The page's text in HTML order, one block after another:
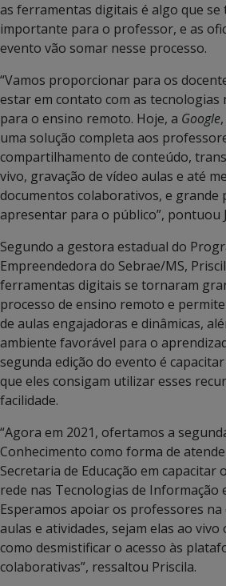
as ferramentas digitais é algo que se
importante para o professor, e as
evento vão somar nesse processo.
“Vamos proporcionar para os
estar em contato com as tecnologias
para o ensino remoto. Hoje, a Google
uma solução completa aos
compartilhamento de conteúdo,
vivo, gravação de vídeo aulas e até
documentos colaborativos, e grande
apresentar para o público”, pontuou
Segundo a gestora estadual do
Empreendedora do Sebrae/MS,
ferramentas digitais se tornaram
processo de ensino remoto e
de aulas engajadoras e dinâmicas,
ambiente favorável para o
segunda edição do evento é
que eles consigam utilizar esses
facilidade.
“Agora em 2021, ofertamos a
Conhecimento como forma de
Secretaria de Educação em capacitar
rede nas Tecnologias de Informação
Esperamos apoiar os professores na
aulas e atividades, sejam elas ao vivo
como desmistificar o acesso às
colaborativas”, ressaltou Priscila.